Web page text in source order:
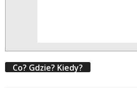
Co? Gdzie? Kiedy?